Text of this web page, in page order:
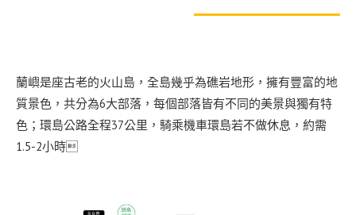
蘭嶼是座古老的火山島，全島幾乎為礁岩地形，擁有豐富的地
質景色，共分為6大部落，每個部落皆有不同的美景與獨有特
色；環島公路全程37公里，騎乘機車環島若不做休息，約需
1.5-2小時